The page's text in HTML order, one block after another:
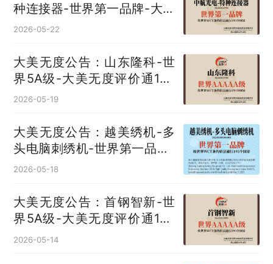
种连接器‌-世界第一品牌-大美
无度评价通193国
2026-05-22
大美无度公告：山东隆科-世
界5A级-大美无度评价通193
国
2026-05-19
大美无度公告：越美绣机-多
头电脑刺绣机‌-世界第一品牌-
大美无度评价通193国
2026-05-18
大美无度公告：首钢智新-世
界5A级-大美无度评价通193
国
2026-05-14